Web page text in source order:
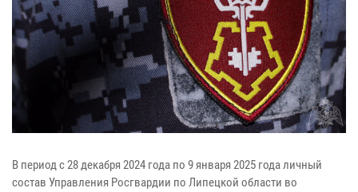
В период с 28 декабря 2024 года по 9 января 2025 года личный
состав Управления Росгвардии по Липецкой области во